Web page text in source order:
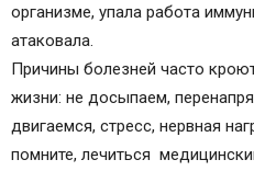
организме, упала работа
атаковала.
Причины болезней часто
жизни: не досыпаем,
двигаемся, стресс, нервная
помните, лечиться